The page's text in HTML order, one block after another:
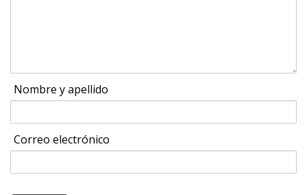
Nombre y apellido
Correo electrónico